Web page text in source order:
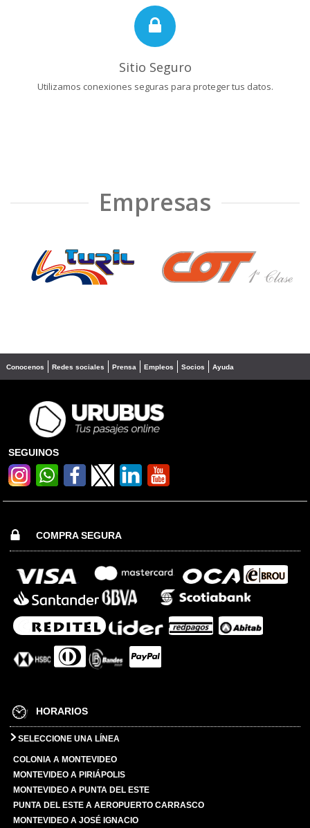
Sitio Seguro
Utilizamos conexiones seguras para proteger tus datos.
Empresas
❮ ❯
Conocenos Redes sociales Prensa Empleos Socios Ayuda
SEGUINOS
COMPRA SEGURA
HORARIOS
SELECCIONE UNA LÍNEA
COLONIA A MONTEVIDEO
MONTEVIDEO A PIRIÁPOLIS
MONTEVIDEO A PUNTA DEL ESTE
PUNTA DEL ESTE A AEROPUERTO CARRASCO
MONTEVIDEO A JOSÉ IGNACIO